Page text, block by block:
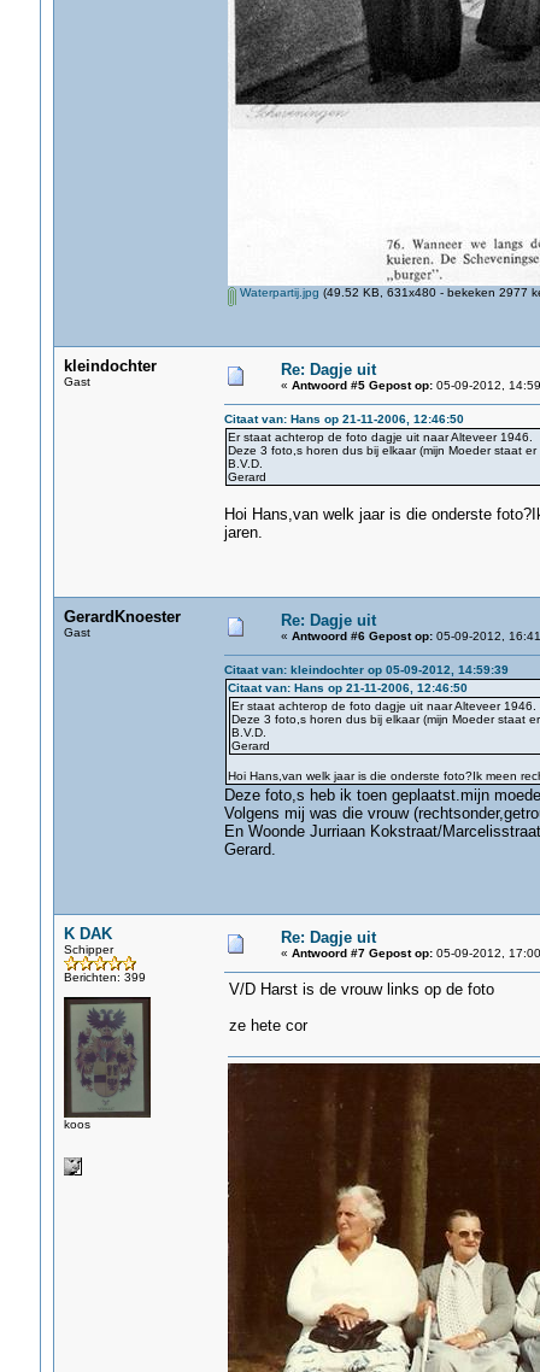
Waterpartij.jpg (49.52 KB, 631x480 - bekeken 2977
kleindochter
Gast
Re: Dagje uit
« Antwoord #5 Gepost op:05-09-2012,
Citaat van: Hans op 21-11-2006, 12:46:50
Er staat achterop de foto dagje uit naar Alteveer 1946.
Deze 3 foto,s horen dus bij elkaar (mijn Moeder staat er
B.V.D.
Gerard
Hoi Hans,van welk jaar is die onderste
jaren.
GerardKnoester
Gast
Re: Dagje uit
« Antwoord #6 Gepost op:05-09-2012,
Citaat van: kleindochter op 05-09-2012, 14:59:39
Citaat van: Hans op 21-11-2006, 12:46:50
Er staat achterop de foto dagje uit naar Alteveer 1946.
Deze 3 foto,s horen dus bij elkaar (mijn Moeder staat
B.V.D.
Gerard
Hoi Hans,van welk jaar is die onderste foto?Ik meen
Deze foto,s heb ik toen geplaatst.mijn
Volgens mij was die vrouw
En Woonde Jurriaan Kokstraat/
Gerard.
K DAK
Schipper
Berichten: 399
koos
Re: Dagje uit
« Antwoord #7 Gepost op:05-09-2012,
V/D Harst is de vrouw links op de foto
ze hete cor